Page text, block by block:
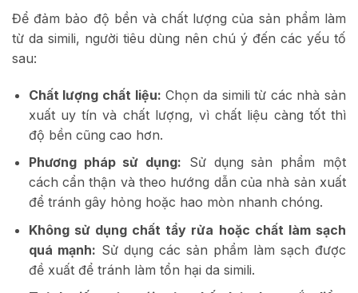
Để đảm bảo độ bền và chất lượng của sản phẩm làm
từ da simili, người tiêu dùng nên chú ý đến các yếu tố
sau:
Chất lượng chất liệu: Chọn da simili từ các nhà sản
xuất uy tín và chất lượng, vì chất liệu càng tốt thì
độ bền cũng cao hơn.
Phương pháp sử dụng: Sử dụng sản phẩm một
cách cẩn thận và theo hướng dẫn của nhà sản xuất
để tránh gây hỏng hoặc hao mòn nhanh chóng.
Không sử dụng chất tẩy rửa hoặc chất làm sạch
quá mạnh: Sử dụng các sản phẩm làm sạch được
đề xuất để tránh làm tổn hại da simili.